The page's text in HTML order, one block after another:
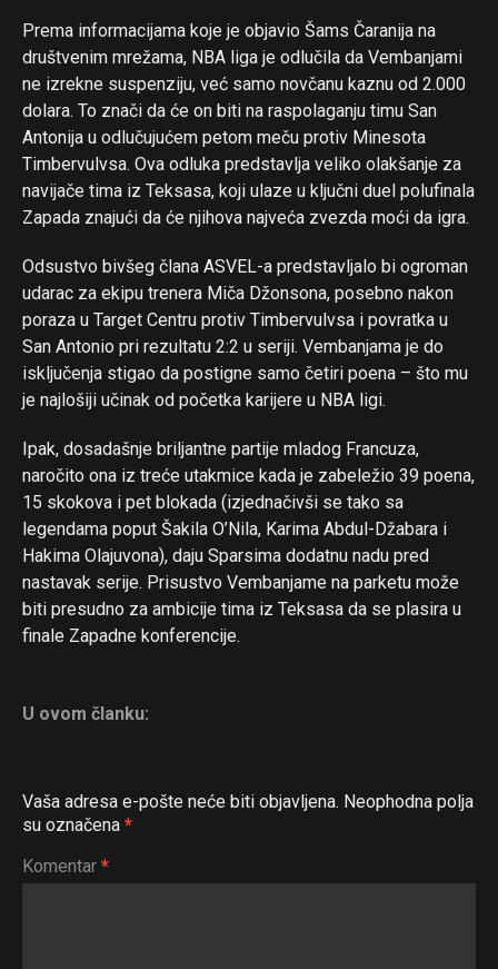
Prema informacijama koje je objavio Šams Čaranija na
društvenim mrežama, NBA liga je odlučila da Vembanjami
ne izrekne suspenziju, već samo novčanu kaznu od 2.000
dolara. To znači da će on biti na raspolaganju timu San
Antonija u odlučujućem petom meču protiv Minesota
Timbervulvsa. Ova odluka predstavlja veliko olakšanje za
navijače tima iz Teksasa, koji ulaze u ključni duel polufinala
Zapada znajući da će njihova najveća zvezda moći da igra.
Odsustvo bivšeg člana ASVEL-a predstavljalo bi ogroman
udarac za ekipu trenera Miča Džonsona, posebno nakon
poraza u Target Centru protiv Timbervulvsa i povratka u
San Antonio pri rezultatu 2:2 u seriji. Vembanjama je do
isključenja stigao da postigne samo četiri poena – što mu
je najlošiji učinak od početka karijere u NBA ligi.
Ipak, dosadašnje briljantne partije mladog Francuza,
naročito ona iz treće utakmice kada je zabeležio 39 poena,
15 skokova i pet blokada (izjednačivši se tako sa
legendama poput Šakila O’Nila, Karima Abdul-Džabara i
Hakima Olajuvona), daju Sparsima dodatnu nadu pred
nastavak serije. Prisustvo Vembanjame na parketu može
biti presudno za ambicije tima iz Teksasa da se plasira u
finale Zapadne konferencije.
U ovom članku:
Vaša adresa e-pošte neće biti objavljena. Neophodna polja
su označena *
Komentar *